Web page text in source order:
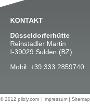
KONTAKT
Düsseldorferhütte
Reinstadler Martin
I-39029 Sulden (BZ)
Mobil: +39 333 2859740
© 2012 piloly.com | Impressum | Sitemap